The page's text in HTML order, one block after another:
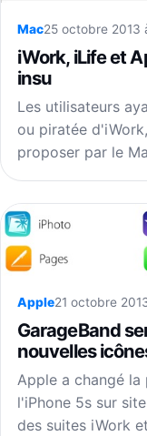
Mac25 octobre 2013
iWork, iLife et
insu
Les utilisateurs
ou piratée
proposer par le
Apple21 octobre
GarageBand
nouvelles
Apple a changé
l'iPhone 5s sur
des suites iWork